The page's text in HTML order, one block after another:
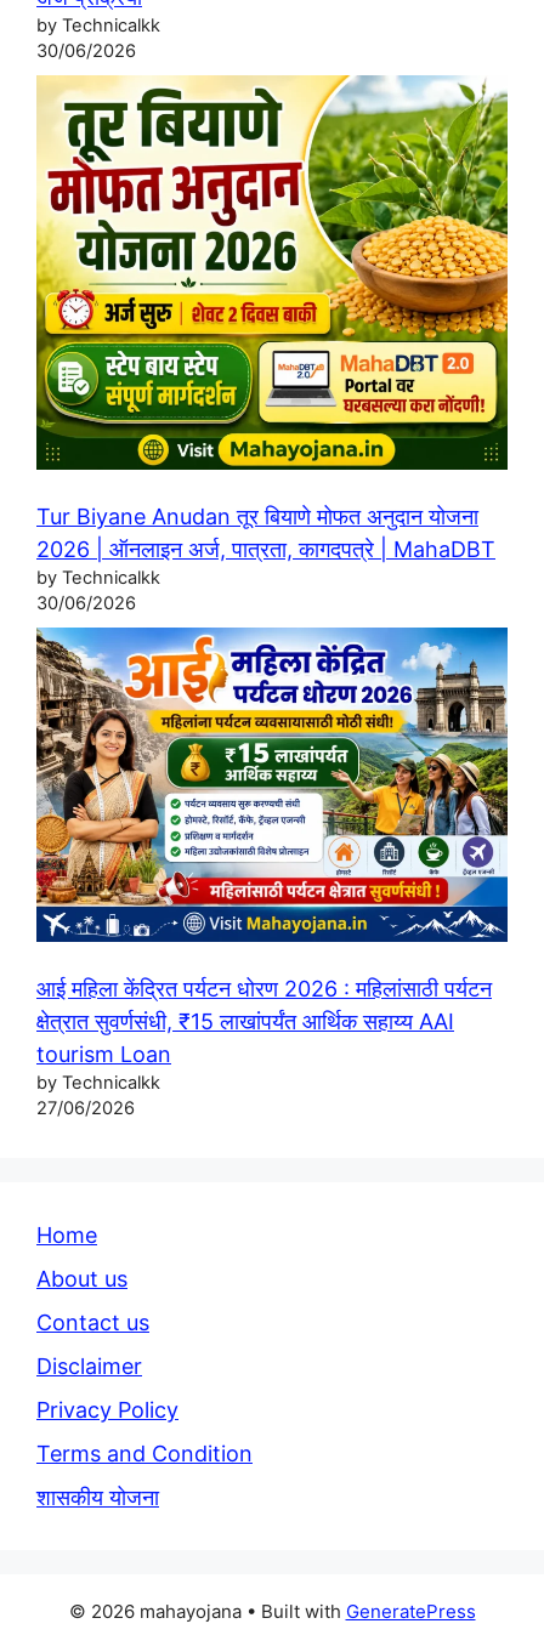
by Technicalkk
30/06/2026
Tur Biyane Anudan तूर बियाणे मोफत अनुदान योजना
2026 | ऑनलाइन अर्ज, पात्रता, कागदपत्रे | MahaDBT
by Technicalkk
30/06/2026
आई महिला केंद्रित पर्यटन धोरण 2026 : महिलांसाठी पर्यटन
क्षेत्रात सुवर्णसंधी, ₹15 लाखांपर्यंत आर्थिक सहाय्य AAI
tourism Loan
by Technicalkk
27/06/2026
Home
About us
Contact us
Disclaimer
Privacy Policy
Terms and Condition
शासकीय योजना
© 2026 mahayojana• Built with GeneratePress